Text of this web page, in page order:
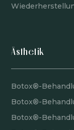
Ästhetik
Botox®-
Botox®-
Botox®-